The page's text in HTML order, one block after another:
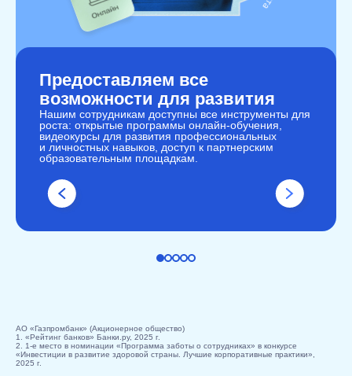
Предоставляем все
возможности для развития
Нашим сотрудникам доступны все инструменты для
роста: открытые программы онлайн-обучения,
видеокурсы для развития профессиональных
и личностных навыков, доступ к партнерским
образовательным площадкам.
АО «Газпромбанк» (Акционерное общество)
1. «Рейтинг банков» Банки.ру, 2025 г.
2. 1-е место в номинации «Программа заботы о сотрудниках» в конкурсе
«Инвестиции в развитие здоровой страны. Лучшие корпоративные практики»,
2025 г.